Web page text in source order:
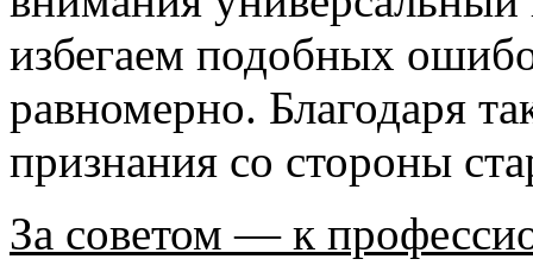
избегаем подобных
равномерно. Благодаря
признания со стороны
За советом — к